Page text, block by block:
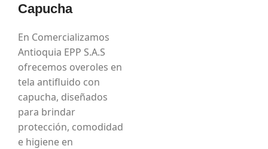
Capucha
En Comercializamos
Antioquia EPP S.A.S
ofrecemos overoles en
tela antifluido con
capucha, diseñados
para brindar
protección, comodidad
e higiene en